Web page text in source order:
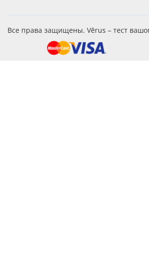
Все права защищены. Vērus – тест